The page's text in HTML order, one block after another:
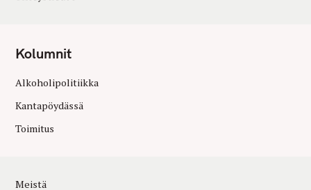
Kolumnit
Alkoholipolitiikka
Kantapöydässä
Toimitus
Meistä